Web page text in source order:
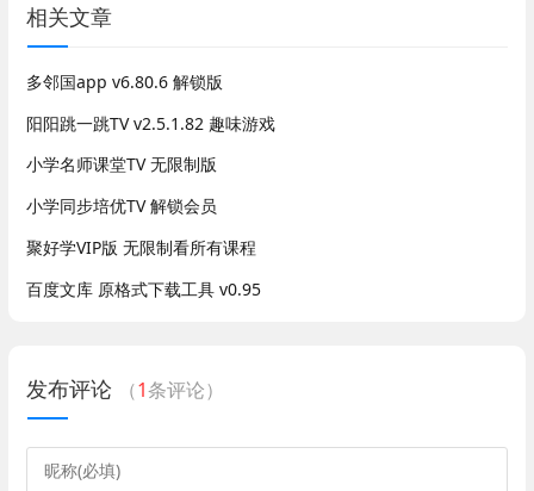
相关文章
多邻国app v6.80.6 解锁版
阳阳跳一跳TV v2.5.1.82 趣味游戏
小学名师课堂TV 无限制版
小学同步培优TV 解锁会员
聚好学VIP版 无限制看所有课程
百度文库 原格式下载工具 v0.95
发布评论 （1条评论）